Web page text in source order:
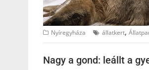
Nyíregyháza állatkert,
Nagy a gond: leállt a